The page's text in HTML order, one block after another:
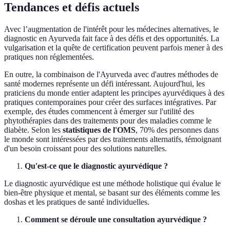
Tendances et défis actuels
Avec l’augmentation de l'intérêt pour les médecines alternatives, le
diagnostic en Ayurveda fait face à des défis et des opportunités. La
vulgarisation et la quête de certification peuvent parfois mener à des
pratiques non réglementées.
En outre, la combinaison de l'Ayurveda avec d'autres méthodes de
santé modernes représente un défi intéressant. Aujourd'hui, les
praticiens du monde entier adaptent les principes ayurvédiques à des
pratiques contemporaines pour créer des surfaces intégratives. Par
exemple, des études commencent à émerger sur l'utilité des
phytothérapies dans des traitements pour des maladies comme le
diabète. Selon les statistiques de l'OMS, 70% des personnes dans
le monde sont intéressées par des traitements alternatifs, témoignant
d'un besoin croissant pour des solutions naturelles.
Qu'est-ce que le diagnostic ayurvédique ?
Le diagnostic ayurvédique est une méthode holistique qui évalue le
bien-être physique et mental, se basant sur des éléments comme les
doshas et les pratiques de santé individuelles.
Comment se déroule une consultation ayurvédique ?